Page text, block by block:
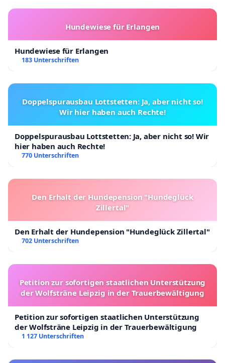
Hundewiese für Erlangen
Hundewiese für Erlangen
183 Unterschriften
Doppelspurausbau Lottstetten: Ja, aber nicht so!
Wir hier haben auch Rechte!
Doppelspurausbau Lottstetten: Ja, aber nicht so! Wir
hier haben auch Rechte!
770 Unterschriften
Den Erhalt der Hundepension "Hundeglück
Zillertal"
Den Erhalt der Hundepension "Hundeglück Zillertal"
702 Unterschriften
Petition zur sofortigen staatlichen Unterstützung
der Wolfsträne Leipzig in der Trauerbewältigung
Petition zur sofortigen staatlichen Unterstützung
der Wolfsträne Leipzig in der Trauerbewältigung
1 127 Unterschriften